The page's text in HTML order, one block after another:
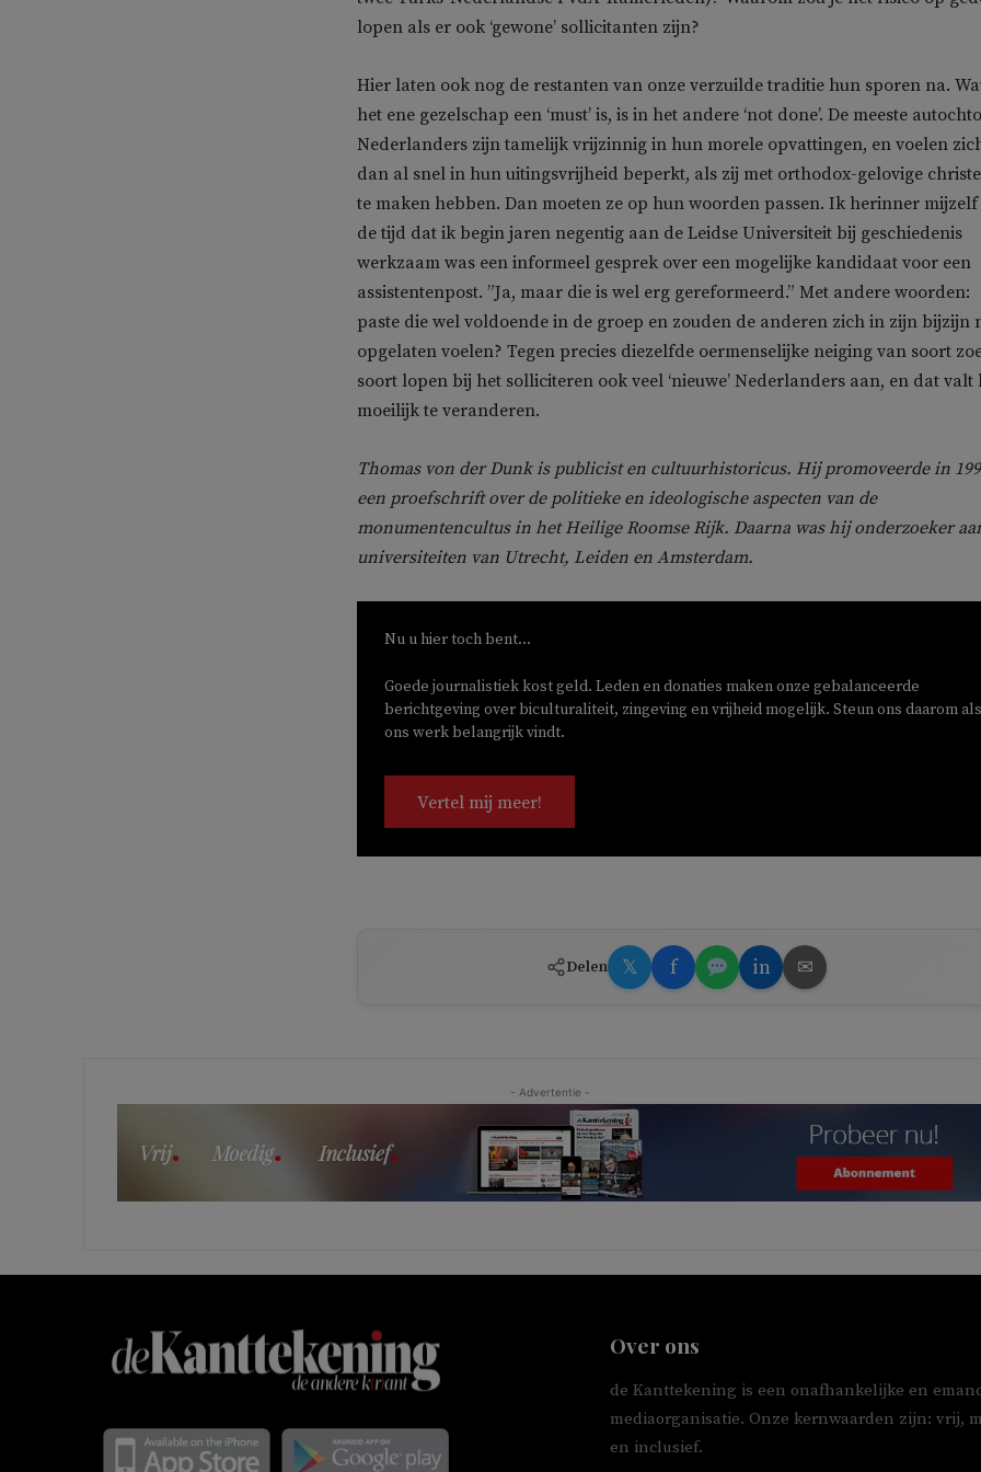
lopen als er ook ‘gewone’ sollicitanten zijn?
Hier laten ook nog de restanten van onze verzuilde traditie hun sporen na.
het ene gezelschap een ‘must’ is, is in het andere ‘not done’. De meeste
Nederlanders zijn tamelijk vrijzinnig in hun morele opvattingen, en voelen
dan al snel in hun uitingsvrijheid beperkt, als zij met orthodox-gelovige
te maken hebben. Dan moeten ze op hun woorden passen. Ik herinner
de tijd dat ik begin jaren negentig aan de Leidse Universiteit bij geschiedenis
werkzaam was een informeel gesprek over een mogelijke kandidaat voor een
assistentenpost. ”Ja, maar die is wel erg gereformeerd.” Met andere woorden:
paste die wel voldoende in de groep en zouden de anderen zich in zijn bijzijn
opgelaten voelen? Tegen precies diezelfde oermenselijke neiging van soort
soort lopen bij het solliciteren ook veel ‘nieuwe’ Nederlanders aan, en dat valt
moeilijk te veranderen.
Thomas von der Dunk is publicist en cultuurhistoricus. Hij promoveerde in
een proefschrift over de politieke en ideologische aspecten van de
monumentencultus in het Heilige Roomse Rijk. Daarna was hij onderzoeker
universiteiten van Utrecht, Leiden en Amsterdam.
Nu u hier toch bent...
Goede journalistiek kost geld. Leden en donaties maken onze gebalanceerde
berichtgeving over biculturaliteit, zingeving en vrijheid mogelijk. Steun ons daarom
ons werk belangrijk vindt.
Vertel mij meer!
Delen 𝕏 f in ✉
- Advertentie -
Over ons
de Kanttekening is een onafhankelijke en
mediaorganisatie. Onze kernwaarden zijn: vrij,
en inclusief.